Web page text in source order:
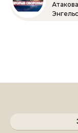
Энгельс